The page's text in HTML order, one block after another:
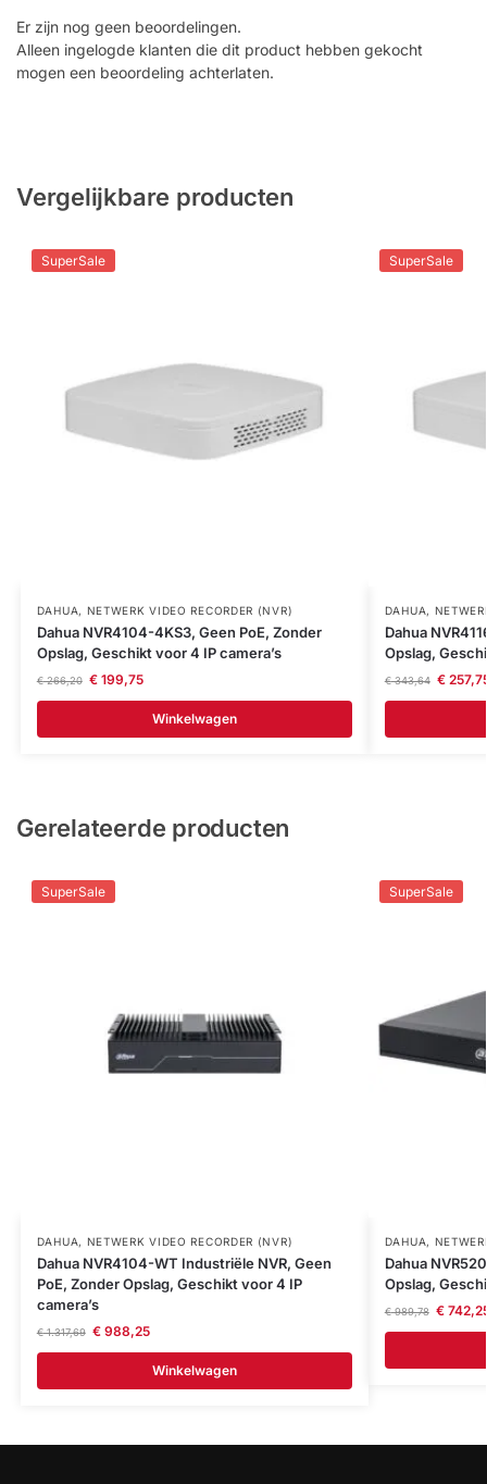
Er zijn nog geen beoordelingen.
Alleen ingelogde klanten die dit product hebben gekocht
mogen een beoordeling achterlaten.
Vergelijkbare producten
SuperSale
DAHUA, NETWERK VIDEO RECORDER (NVR)
Dahua NVR4104-4KS3, Geen PoE, Zonder
Opslag, Geschikt voor 4 IP camera’s
€266,20 €199,75
Winkelwagen
SuperSale
DAHUA,
Dahua
Opslag,
€343,64 €
Gerelateerde producten
SuperSale
DAHUA, NETWERK VIDEO RECORDER (NVR)
Dahua NVR4104-WT Industriële NVR, Geen
PoE, Zonder Opslag, Geschikt voor 4 IP
camera’s
€1.317,69 €988,25
Winkelwagen
SuperSale
DAHUA,
Dahua
Opslag,
€989,78 €